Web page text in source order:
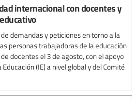
internacional con docentes y
demandas y peticiones en torno a la
personas trabajadoras de la educación
docentes el 3 de agosto, con el apoyo
(IE) a nivel global y del Comité